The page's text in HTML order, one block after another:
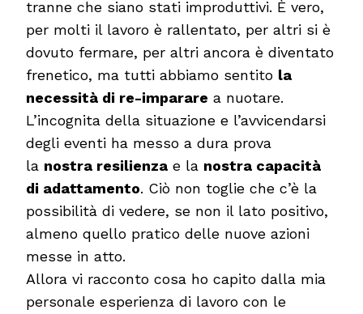
tranne che siano stati improduttivi. È vero,
per molti il lavoro è rallentato, per altri si è
dovuto fermare, per altri ancora è diventato
frenetico, ma tutti abbiamo sentito la
necessità di re-imparare a nuotare.
L’incognita della situazione e l’avvicendarsi
degli eventi ha messo a dura prova
la nostra resilienza e la nostra capacità
di adattamento. Ciò non toglie che c’è la
possibilità di vedere, se non il lato positivo,
almeno quello pratico delle nuove azioni
messe in atto.
Allora vi racconto cosa ho capito dalla mia
personale esperienza di lavoro con le